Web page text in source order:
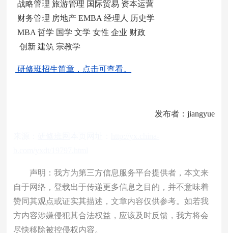
战略管理 旅游管理 国际贸易 资本运营
财务管理 房地产 EMBA 经理人 历史学
MBA 哲学 国学 文学 女性 企业 财政
创新 建筑 宗教学
研修班招生简章，点击可查看。
发布者：jiangyue
声明：我方为第三方信息服务平台提供者，本文来
自于网络，登载出于传递更多信息之目的，并不意味着
赞同其观点或证实其描述，文章内容仅供参考。如若我
方内容涉嫌侵犯其合法权益，应该及时反馈，我方将会
尽快移除被控侵权内容。